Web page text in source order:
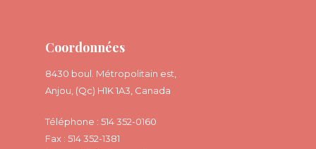
Coordonnées
8430 boul. Métropolitain est,
Anjou, (Qc) H1K 1A3, Canada
Téléphone : 514 352-0160
Fax : 514 352-1381